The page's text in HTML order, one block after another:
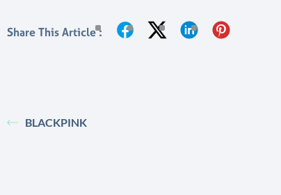
Share This Article :
BLACKPINK